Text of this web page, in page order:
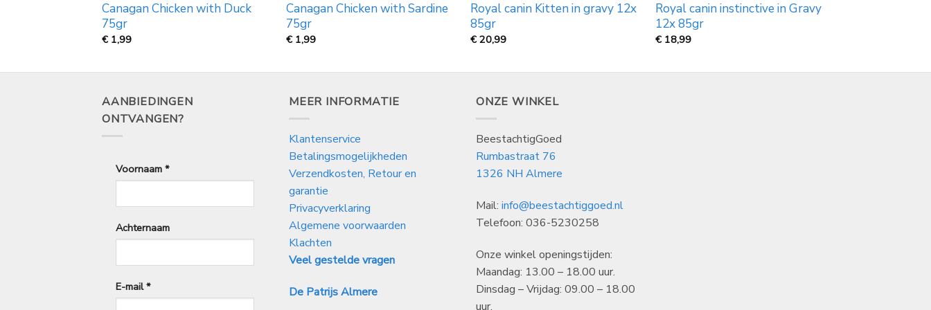
Canagan Chicken with Duck
75gr
€ 1,99
Canagan Chicken with Sardine
75gr
€ 1,99
Royal canin Kitten in gravy 12x
85gr
€20,99
Royal canin instinctive in Gravy
12x 85gr
€ 18,99
AANBIEDINGEN
ONTVANGEN?
Voornaam *
Achternaam
E-mail*
MEER INFORMATIE
Klantenservice
Betalingsmogelijkheden
Verzendkosten, Retour en
garantie
Privacyverklaring
Algemene voorwaarden
Klachten
Veel gestelde vragen
De Patrijs Almere
ONZE WINKEL
BeestachtigGoed
Rumbastraat 76
1326 NH Almere
Mail: info@beestachtiggoed.nl
Telefoon: 036-5230258
Onze winkel openingstijden:
Maandag: 13.00 – 18.00 uur.
Dinsdag – Vrijdag: 09.00 – 18.00
uur.